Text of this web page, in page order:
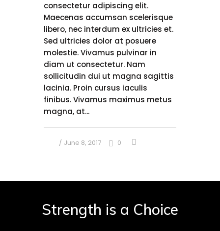
consectetur adipiscing elit.
Maecenas accumsan scelerisque
libero, nec interdum ex ultricies et.
Sed ultricies dolor at posuere
molestie. Vivamus pulvinar in
diam ut consectetur. Nam
sollicitudin dui ut magna sagittis
lacinia. Proin cursus iaculis
finibus. Vivamus maximus metus
magna, at...
June 8, 2017 0
Strength is a Choice